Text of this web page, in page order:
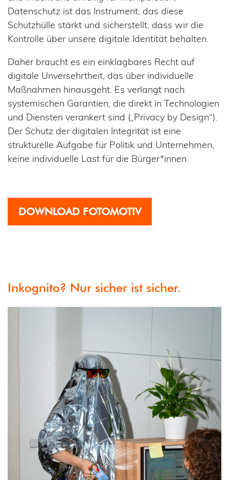
Datenschutz ist das Instrument, das diese
Schutzhülle stärkt und sicherstellt, dass wir die
Kontrolle über unsere digitale Identität behalten.
Daher braucht es ein einklagbares Recht auf
digitale Unversehrtheit, das über individuelle
Maßnahmen hinausgeht. Es verlangt nach
systemischen Garantien, die direkt in Technologien
und Diensten verankert sind („Privacy by Design“).
Der Schutz der digitalen Integrität ist eine
strukturelle Aufgabe für Politik und Unternehmen,
keine individuelle Last für die Bürger*innen.
DOWNLOAD FOTOMOTIV
Inkognito? Nur sicher ist sicher.